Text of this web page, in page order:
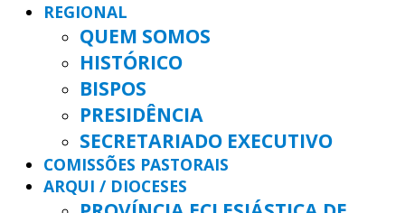
REGIONAL
QUEM SOMOS
HISTÓRICO
BISPOS
PRESIDÊNCIA
SECRETARIADO EXECUTIVO
COMISSÕES PASTORAIS
ARQUI / DIOCESES